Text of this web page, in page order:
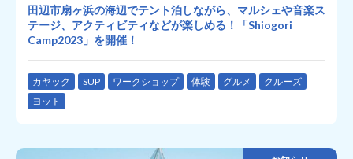
田辺市扇ヶ浜の海辺でテント泊しながら、マルシェや音楽ス
テージ、アクティビティなどが楽しめる！「Shiogori
Camp2023」を開催！
カヤック SUP ワークショップ 体験 グルメ
クルーズ
ヨット